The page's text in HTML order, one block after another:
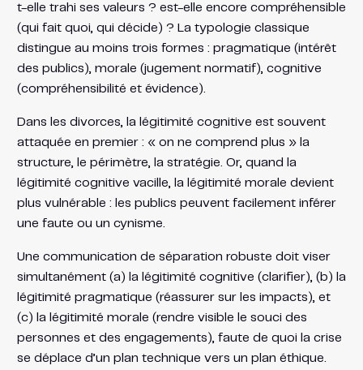
t-elle trahi ses valeurs ? est-elle encore compréhensible
(qui fait quoi, qui décide) ? La typologie classique
distingue au moins trois formes : pragmatique (intérêt
des publics), morale (jugement normatif), cognitive
(compréhensibilité et évidence).
Dans les divorces, la légitimité cognitive est souvent
attaquée en premier : « on ne comprend plus » la
structure, le périmètre, la stratégie. Or, quand la
légitimité cognitive vacille, la légitimité morale devient
plus vulnérable : les publics peuvent facilement inférer
une faute ou un cynisme.
Une communication de séparation robuste doit viser
simultanément (a) la légitimité cognitive (clarifier), (b) la
légitimité pragmatique (réassurer sur les impacts), et
(c) la légitimité morale (rendre visible le souci des
personnes et des engagements), faute de quoi la crise
se déplace d’un plan technique vers un plan éthique.